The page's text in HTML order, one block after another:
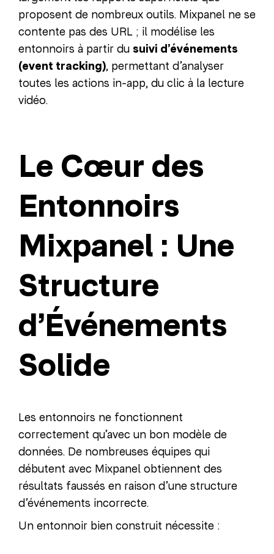
proposent de nombreux outils. Mixpanel ne se
contente pas des URL ; il modélise les
entonnoirs à partir du suivi d’événements
(event tracking), permettant d’analyser
toutes les actions in-app, du clic à la lecture
vidéo.
Le Cœur des
Entonnoirs
Mixpanel : Une
Structure
d’Événements
Solide
Les entonnoirs ne fonctionnent
correctement qu’avec un bon modèle de
données. De nombreuses équipes qui
débutent avec Mixpanel obtiennent des
résultats faussés en raison d’une structure
d’événements incorrecte.
Un entonnoir bien construit nécessite :